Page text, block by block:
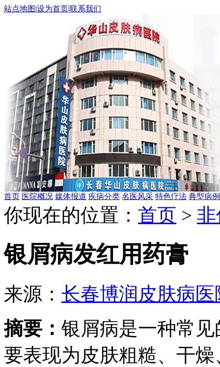
站点地图|设为首页|联系我们
首页 医院概况 媒体报道 疾病分类 名医风采 特色疗法 典型病例
你现在的位置： 首页 >
银屑病发红用药膏
来源： 长春博润皮肤病医
摘要： 银屑病是一种常
要表现为皮肤粗糙、干